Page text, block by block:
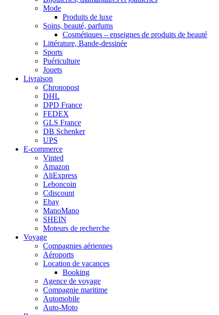
Mode
Produits de luxe
Soins, beauté, parfums
Cosmétiques – enseignes de produits de beauté
Littérature, Bande-dessinée
Sports
Puériculture
Jouets
Livraison
Chronopost
DHL
DPD France
FEDEX
GLS France
DB Schenker
UPS
E-commerce
Vinted
Amazon
AliExpress
Leboncoin
Cdiscount
Ebay
ManoMano
SHEIN
Moteurs de recherche
Voyage
Compagnies aériennes
Aéroports
Location de vacances
Booking
Agence de voyage
Compagnie maritime
Automobile
Auto-Moto